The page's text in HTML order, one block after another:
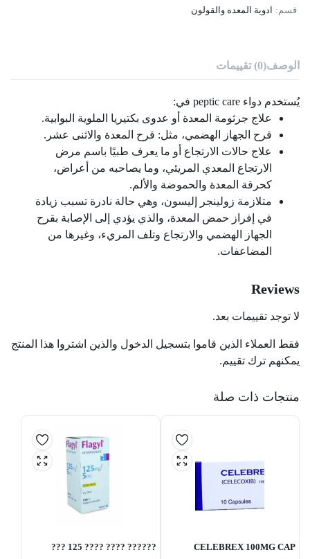
قسم: ادوية المعده والقولون
الوصف(0) تقييمات
يُستخدم دواء peptic care في:
علاج جرثومة المعدة أو عدوى بكتيريا الملوية البوابية.
قرح الجهاز الهضمي، مثل: قرح المعدة والاثنى عشر.
علاج حالات الارتجاع أو ما يعرف طبيًا باسم مرض
الارتجاع المعدي المريئي، وما يصاحبه من أعراض،
كحرقة المعدة والحموضة والألم.
متلازمة زولينجر إليسون، وهي حالة نادرة تسبب زيادة
في إفراز حمض المعدة، والذي يؤدي إلى الإصابة بقرح
الجهاز الهضمي والارتجاع وتلف المريء، وغيرها من
المضاعفات.
Reviews
لا توجد تقييمات بعد.
فقط العملاء الذين قاموا بتسجيل الدخول والذين اشتروا هذا المنتج
يمكنهم ترك تقييم.
منتجات ذات صلة
CELEBREX 100MG CAP
?????? ???? ???? 125 ???